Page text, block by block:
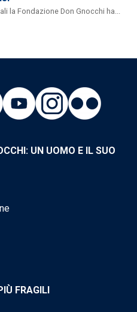
la Fondazione Don Gnocchi ha...
UN UOMO E IL SUO
FRAGILI